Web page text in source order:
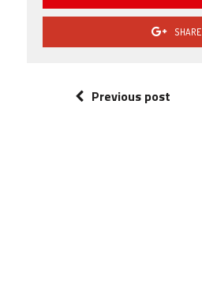
SHARE
Previous post